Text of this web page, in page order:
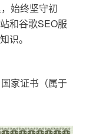
始终坚守初
和谷歌SEO服
识。
家证书（属于